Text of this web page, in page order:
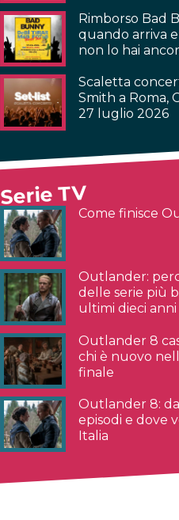
Rimborso Bad
quando arriva e
non lo hai
Scaletta
Smith a Roma,
27 luglio 2026
Serie TV
Come finisce
Outlander:
delle serie più
ultimi dieci anni
Outlander 8
chi è nuovo
finale
Outlander 8:
episodi e dove
Italia